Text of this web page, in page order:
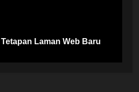
Laman Web Baru